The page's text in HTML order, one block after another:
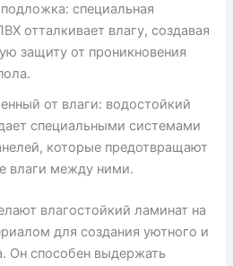
специальная
отталкивает влагу, создавая
защиту от проникновения
от влаги: водостойкий
специальными системами
которые предотвращают
влаги между ними.
влагостойкий ламинат на
для создания уютного и
Он способен выдержать